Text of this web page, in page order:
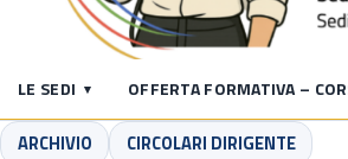
LE SEDI OFFERTA FORMATIVA –
ARCHIVIO CIRCOLARI DIRIGENTE